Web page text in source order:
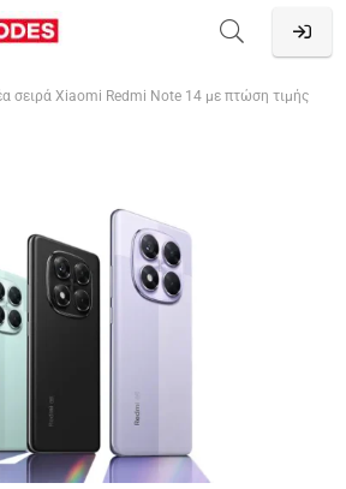
σειρά Xiaomi Redmi Note 14 με πτώση τιμής